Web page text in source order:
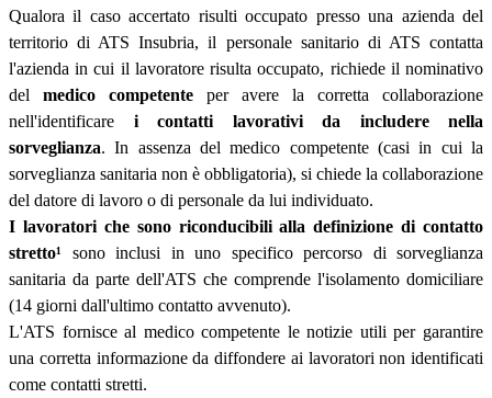
Qualora il caso accertato risulti occupato presso una azienda del
territorio di ATS Insubria, il personale sanitario di ATS contatta
l'azienda in cui il lavoratore risulta occupato, richiede il nominativo
del medico competente per avere la corretta collaborazione
nell'identificare i contatti lavorativi da includere nella
sorveglianza. In assenza del medico competente (casi in cui la
sorveglianza sanitaria non è obbligatoria), si chiede la collaborazione
del datore di lavoro o di personale da lui individuato.
I lavoratori che sono riconducibili alla definizione di contatto
stretto¹ sono inclusi in uno specifico percorso di sorveglianza
sanitaria da parte dell'ATS che comprende l'isolamento domiciliare
(14 giorni dall'ultimo contatto avvenuto).
L'ATS fornisce al medico competente le notizie utili per garantire
una corretta informazione da diffondere ai lavoratori non identificati
come contatti stretti.